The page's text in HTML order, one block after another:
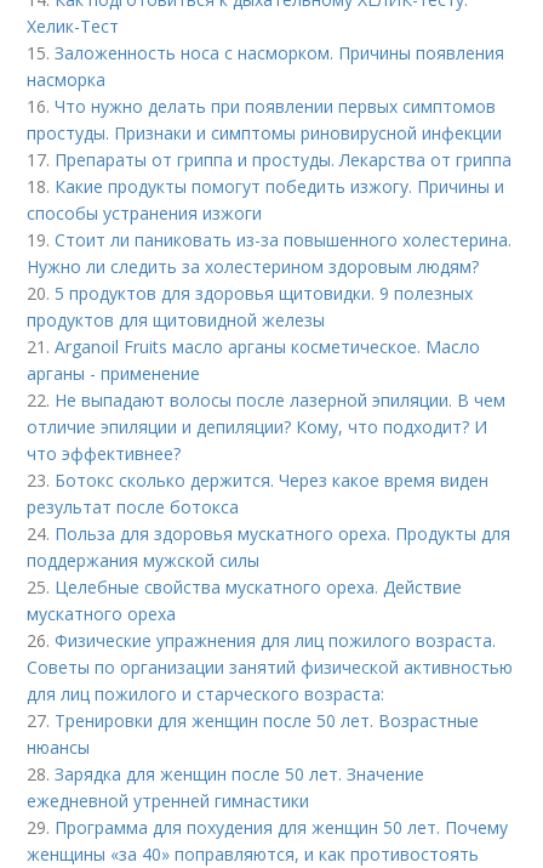
Хелик-Тест
15.Заложенность носа с насморком. Причины появления
насморка
16.Что нужно делать при появлении первых симптомов
простуды. Признаки и симптомы риновирусной инфекции
17. Препараты от гриппа и простуды. Лекарства от гриппа
18. Какие продукты помогут победить изжогу. Причины и
способы устранения изжоги
19.Стоит ли паниковать из-за повышенного холестерина.
Нужно ли следить за холестерином здоровым людям?
20. 5 продуктов для здоровья щитовидки. 9 полезных
продуктов для щитовидной железы
21.Arganoil Fruits масло арганы косметическое. Масло
арганы - применение
22. Не выпадают волосы после лазерной эпиляции. В чем
отличие эпиляции и депиляции? Кому, что подходит? И
что эффективнее?
23. Ботокс сколько держится. Через какое время виден
результат после ботокса
24. Польза для здоровья мускатного ореха. Продукты для
поддержания мужской силы
25. Целебные свойства мускатного ореха. Действие
мускатного ореха
26.Физические упражнения для лиц пожилого возраста.
Советы по организации занятий физической активностью
для лиц пожилого и старческого возраста:
27. Тренировки для женщин после 50 лет. Возрастные
нюансы
28.Зарядка для женщин после 50 лет. Значение
ежедневной утренней гимнастики
29. Программа для похудения для женщин 50 лет. Почему
женщины «за 40» поправляются, и как противостоять